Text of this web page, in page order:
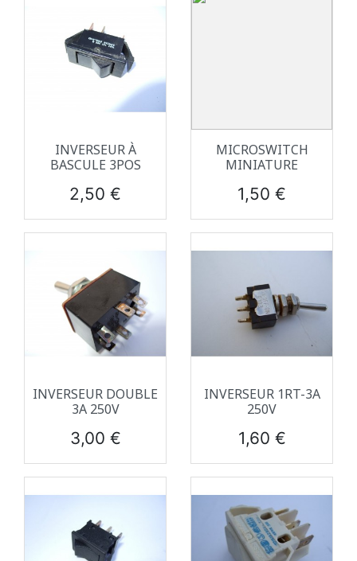
INVERSEUR À
BASCULE 3POS
Prix
2,50 €
MICROSWITCH
MINIATURE
Prix
1,50 €
INVERSEUR DOUBLE
3A 250V
Prix
3,00 €
INVERSEUR 1RT-3A
250V
Prix
1,60 €